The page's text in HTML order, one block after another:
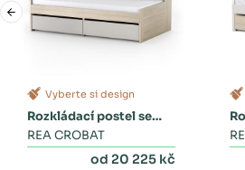
Vyberte si design
Rozkládací postel se
zásuvkami
REA CROBAT
od 20 225 kč